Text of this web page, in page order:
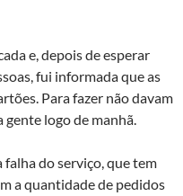
e, depois de esperar
fui informada que as
Para fazer não davam
logo de manhã.
do serviço, que tem
a quantidade de pedidos